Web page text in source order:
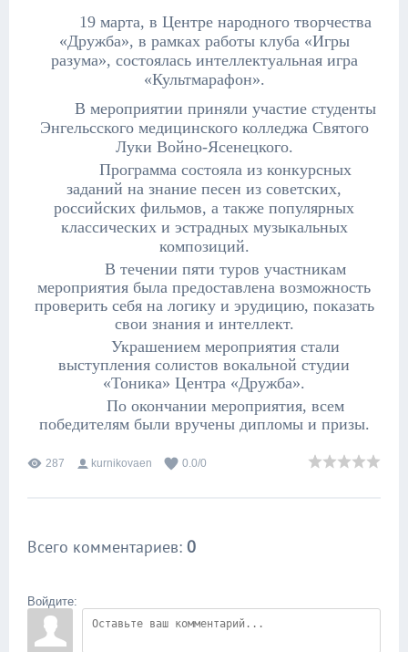
19 марта, в Центре народного творчества
«Дружба», в рамках работы клуба «Игры
разума», состоялась интеллектуальная игра
«Культмарафон».
В мероприятии приняли участие студенты
Энгельсского медицинского колледжа Святого
Луки Войно-Ясенецкого.
Программа состояла из конкурсных
заданий на знание песен из советских,
российских фильмов, а также популярных
классических и эстрадных музыкальных
композиций.
В течении пяти туров участникам
мероприятия была предоставлена возможность
проверить себя на логику и эрудицию, показать
свои знания и интеллект.
Украшением мероприятия стали
выступления солистов вокальной студии
«Тоника» Центра «Дружба».
По окончании мероприятия, всем
победителям были вручены дипломы и призы.
287 kurnikovaen 0.0/0
Всего комментариев: 0
Войдите: